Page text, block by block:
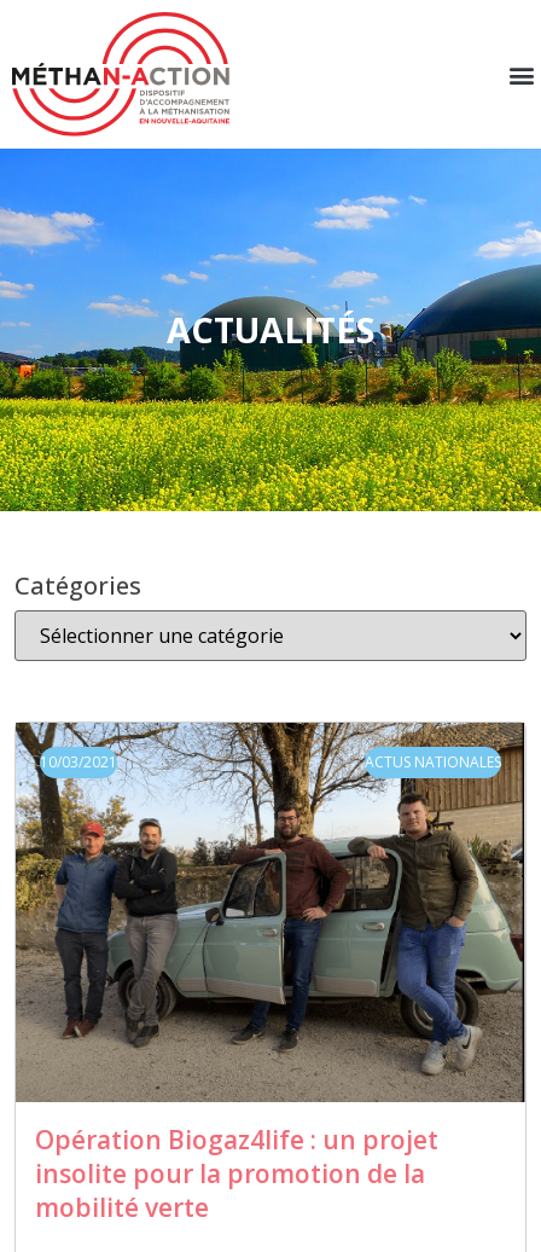
ACTUALITÉS
Catégories
10/03/2021 ACTUS NATIONALES
Opération Biogaz4life : un projet
insolite pour la promotion de la
mobilité verte